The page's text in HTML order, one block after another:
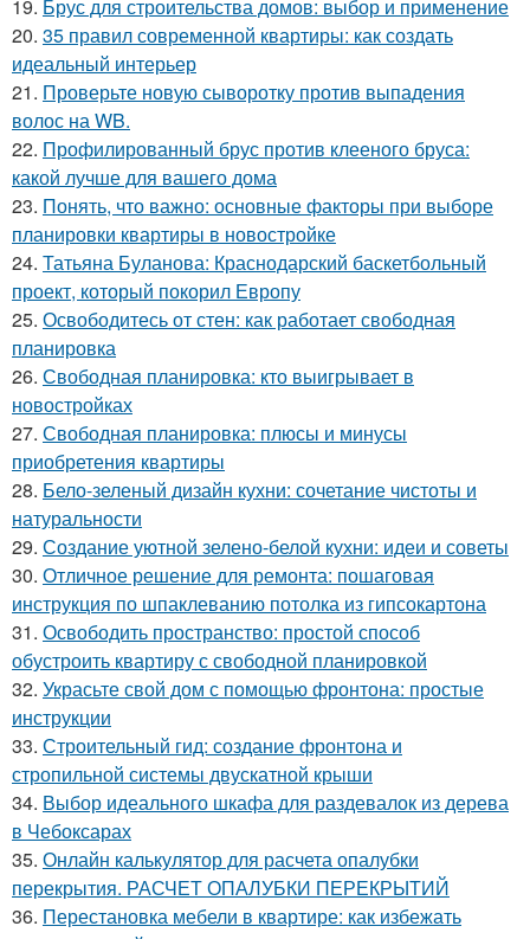
19. Брус для строительства домов: выбор и применение
20. 35 правил современной квартиры: как создать
идеальный интерьер
21. Проверьте новую сыворотку против выпадения
волос на WB.
22. Профилированный брус против клееного бруса:
какой лучше для вашего дома
23. Понять, что важно: основные факторы при выборе
планировки квартиры в новостройке
24. Татьяна Буланова: Краснодарский баскетбольный
проект, который покорил Европу
25. Освободитесь от стен: как работает свободная
планировка
26. Свободная планировка: кто выигрывает в
новостройках
27. Свободная планировка: плюсы и минусы
приобретения квартиры
28. Бело-зеленый дизайн кухни: сочетание чистоты и
натуральности
29. Создание уютной зелено-белой кухни: идеи и советы
30. Отличное решение для ремонта: пошаговая
инструкция по шпаклеванию потолка из гипсокартона
31. Освободить пространство: простой способ
обустроить квартиру с свободной планировкой
32. Украсьте свой дом с помощью фронтона: простые
инструкции
33. Строительный гид: создание фронтона и
стропильной системы двускатной крыши
34. Выбор идеального шкафа для раздевалок из дерева
в Чебоксарах
35. Онлайн калькулятор для расчета опалубки
перекрытия. РАСЧЕТ ОПАЛУБКИ ПЕРЕКРЫТИЙ
36. Перестановка мебели в квартире: как избежать